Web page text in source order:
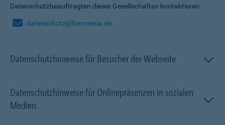
Datenschutzbeauftragten dieser Gesellschaften kontaktieren.
datenschutz@barmenia.de
Datenschutzhinweise für Besucher der Webseite
Datenschutzhinweise für Onlinepräsenzen in sozialen
Medien